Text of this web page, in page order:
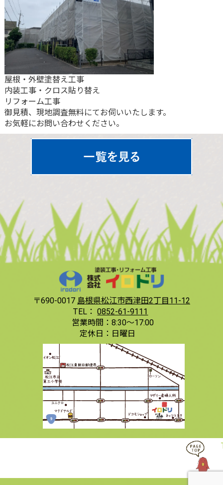
屋根・外壁塗替え工事
内装工事・クロス貼り替え
リフォーム工事
御見積、現地調査無料にてお伺いいたします。
お気軽にお問い合わせください。
〒690-0017 島根県松江市西津田2丁目11-12
TEL： 0852-61-9111
営業時間： 8:30〜17:00
定休日： 日曜日